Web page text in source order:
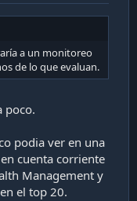
a un monitoreo
de lo que evaluan.
poco.
podia ver en una
cuenta corriente
Management y
el top 20.